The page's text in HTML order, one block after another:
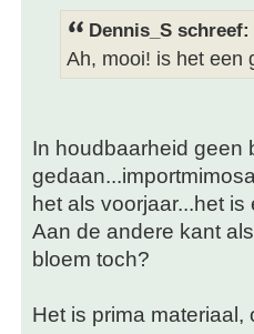
Dennis_S schreef:
Ah, mooi! is het een
In houdbaarheid geen
het als voorjaar...het
Aan de andere kant
bloem toch?
Het is prima